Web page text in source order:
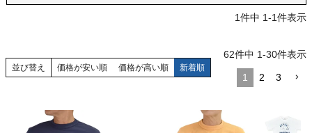
1件中 1-1件表示
並び替え 価格が安い順 価格が高い順 新着順
62件中 1-30件表示
1 2 3